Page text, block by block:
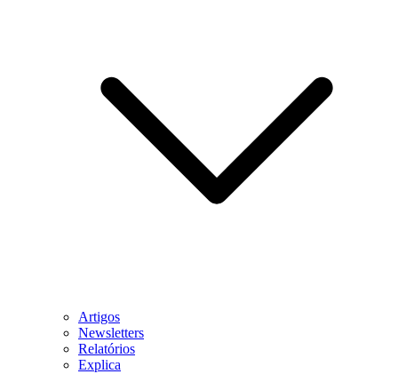
Artigos
Newsletters
Relatórios
Explica